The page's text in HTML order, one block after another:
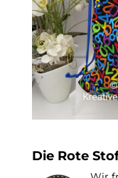
Die Rote